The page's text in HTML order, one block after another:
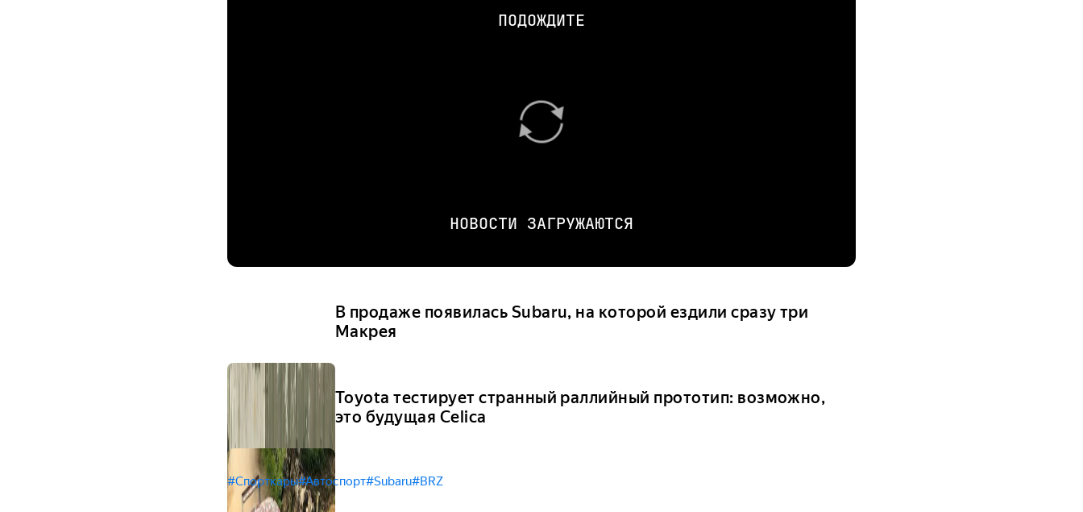
ПОДОЖДИТЕ
НОВОСТИ ЗАГРУЖАЮТСЯ
В продаже появилась Subaru, на которой ездили сразу три
Макрея
Toyota тестирует странный раллийный прототип: возможно,
это будущая Celica
#Спорткары#Автоспорт#Subaru#BRZ